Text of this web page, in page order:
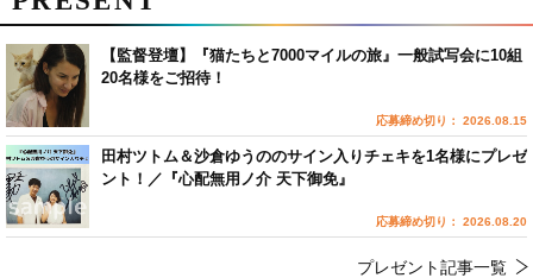
【監督登壇】『猫たちと7000マイルの旅』一般試写会に10組
20名様をご招待！
応募締め切り： 2026.08.15
田村ツトム＆沙倉ゆうののサイン入りチェキを1名様にプレゼ
ント！／『心配無用ノ介 天下御免』
応募締め切り： 2026.08.20
プレゼント記事一覧